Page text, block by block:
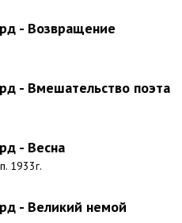
- Возвращение
- Вмешательство поэта
- Весна
1933г.
- Великий немой